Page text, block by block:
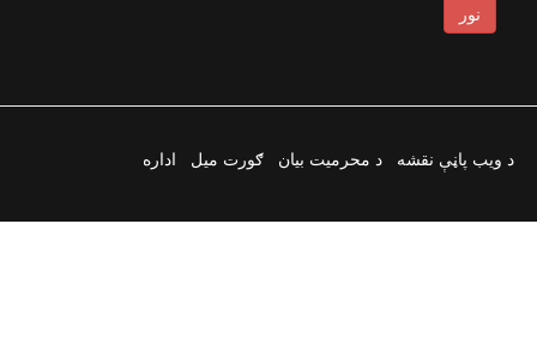
نور
د ویب پاڼې نقشه د محرمیت بیان ګورت میل اداره